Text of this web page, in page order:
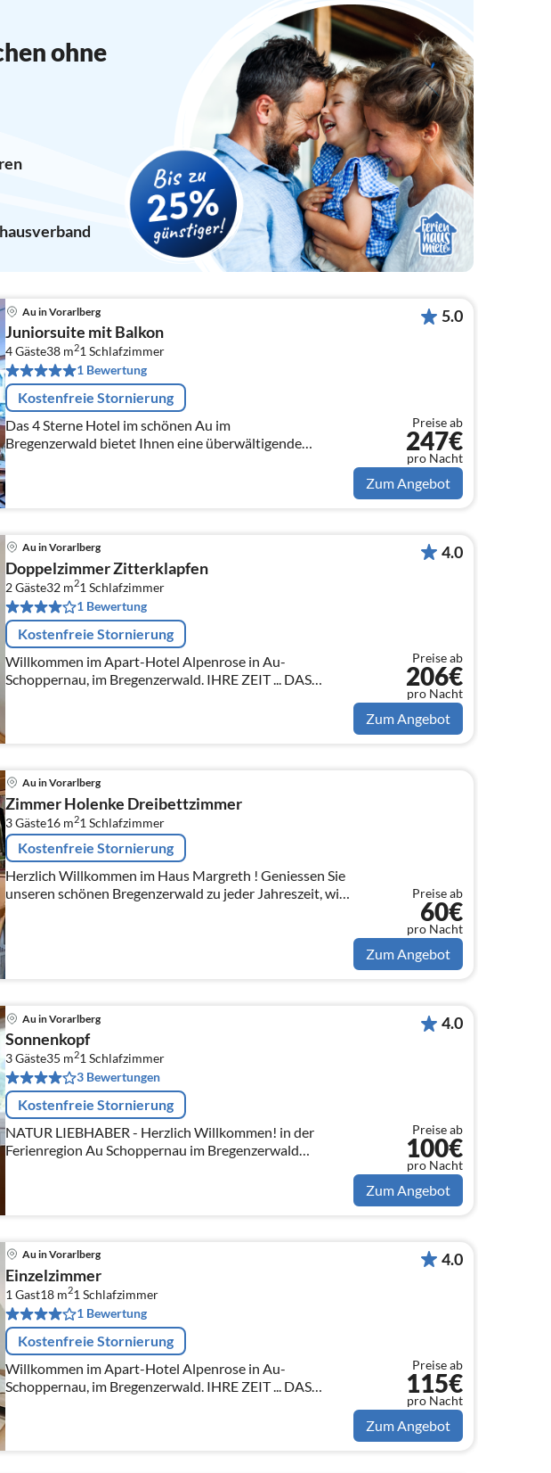
ohne
Au in Vorarlberg
Juniorsuite mit Balkon
4 Gäste38 m21Schlafzimmer
1 Bewertung
Kostenfreie Stornierung
Das 4 Sterne Hotel im schönen Au im
Bregenzerwald bietet Ihnen eine überwältigende
Naturkulisse und gibt Ihnen viele Gelegenheiten für
Ihren Familienurlaub und Bikeurlaub zum...
5.0
Preise ab
247€
pro Nacht
Zum Angebot
Au in Vorarlberg
Doppelzimmer Zitterklapfen
2 Gäste32 m21 Schlafzimmer
1 Bewertung
Kostenfreie Stornierung
Willkommen im Apart-Hotel Alpenrose in Au-
Schoppernau, im Bregenzerwald. IHRE ZEIT ... DAS
4.0
Preise ab
206€
pro Nacht
Zum Angebot
Au in Vorarlberg
Zimmer Holenke Dreibettzimmer
3 Gäste16 m21 Schlafzimmer
Kostenfreie Stornierung
Herzlich Willkommen im Haus Margreth ! Geniessen Sie
unseren schönen Bregenzerwald zu jeder Jahreszeit, wir
wohnen im Haus und bemühen uns persönlich um Sie.
Preise ab
60€
pro Nacht
Zum Angebot
Au in Vorarlberg
Sonnenkopf
3 Gäste35 m21 Schlafzimmer
3 Bewertungen
Kostenfreie Stornierung
NATUR LIEBHABER - Herzlich Willkommen! in der
Ferienregion Au Schoppernau im Bregenzerwald
4.0
Preise ab
100€
pro Nacht
Zum Angebot
Au in Vorarlberg
Einzelzimmer
1 Gast18 m21 Schlafzimmer
1 Bewertung
Kostenfreie Stornierung
Willkommen im Apart-Hotel Alpenrose in Au-
Schoppernau, im Bregenzerwald. IHRE ZEIT ... DAS
WICHTIGSTE!
4.0
Preise ab
115€
pro Nacht
Zum Angebot